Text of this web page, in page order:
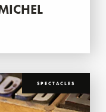
SPECTACLES